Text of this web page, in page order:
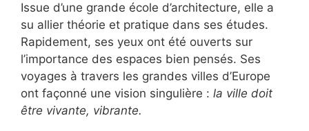
Issue d’une grande école d’architecture, elle a
su allier théorie et pratique dans ses études.
Rapidement, ses yeux ont été ouverts sur
l’importance des espaces bien pensés. Ses
voyages à travers les grandes villes d’Europe
ont façonné une vision singulière : la ville doit
être vivante, vibrante.